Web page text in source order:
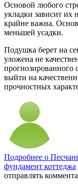
Основой любого
укладки зависит их
крайне важна.
меньшей усадки.
Подушка берет на
уложена не
прогнозированного
выйти на
прочностных
Подробнее о
фундамент коттеджа
отправлять